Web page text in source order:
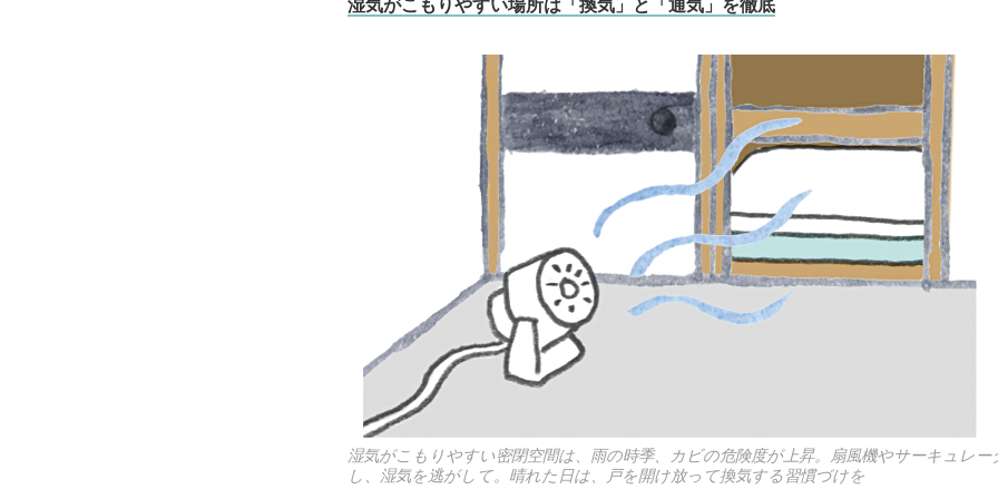
湿気がこもりやすい場所は「換気」と「通気」を徹底
湿気がこもりやすい密閉空間は、雨の時季、カビの危険度が上昇。扇風機やサーキュレー
し、湿気を逃がして。晴れた日は、戸を開け放って換気する習慣づけを